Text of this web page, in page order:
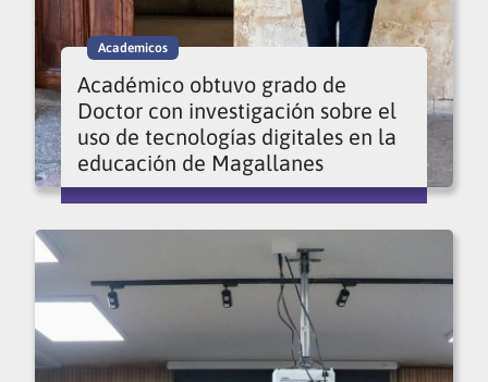
Academicos
Académico obtuvo grado de
Doctor con investigación sobre el
uso de tecnologías digitales en la
educación de Magallanes